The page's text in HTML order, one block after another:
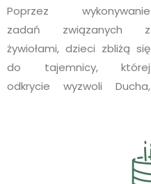
Poprzez wykonywanie
zadań związanych z
żywiołami, dzieci zbliżą się
do tajemnicy, której
odkrycie wyzwoli Ducha,